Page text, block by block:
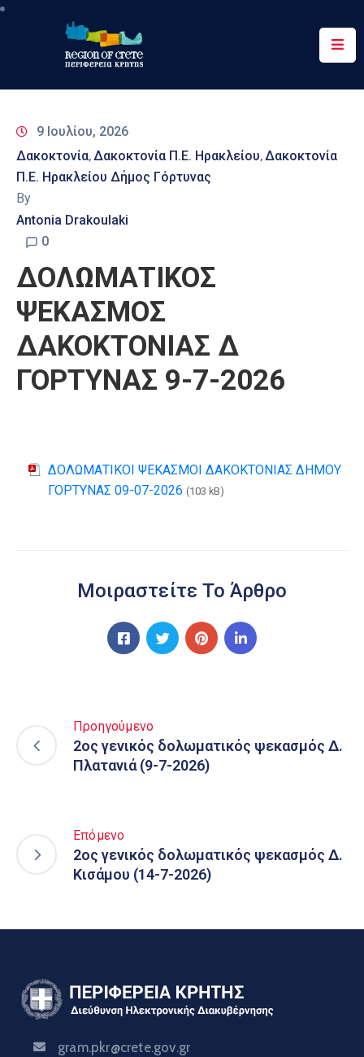
Περιφέρεια
&
Δράσεις
Ψηφιακές
Υπηρεσίες
Επικοινωνία
9 Ιουλίου, 2026
Δακοκτονία‚Δακοκτονία Π.Ε. Ηρακλείου‚Δακοκτονία
Π.Ε. Ηρακλείου Δήμος Γόρτυνας
By
Antonia Drakoulaki
0
ΔΟΛΩΜΑΤΙΚΟΣ
ΨΕΚΑΣΜΟΣ
ΔΑΚΟΚΤΟΝΙΑΣ Δ
ΓΟΡΤΥΝΑΣ 9-7-2026
ΔΟΛΩΜΑΤΙΚΟΙ ΨΕΚΑΣΜΟΙ ΔΑΚΟΚΤΟΝΙΑΣ ΔΗΜΟΥ
ΓΟΡΤΥΝΑΣ 09-07-2026 (103 kB)
Μοιραστείτε Το Άρθρο
Προηγούμενο
2ος γενικός δολωματικός ψεκασμός Δ.
Πλατανιά (9-7-2026)
Επόμενο
2ος γενικός δολωματικός ψεκασμός Δ.
Κισάμου (14-7-2026)
gram.pkr@crete.gov.gr